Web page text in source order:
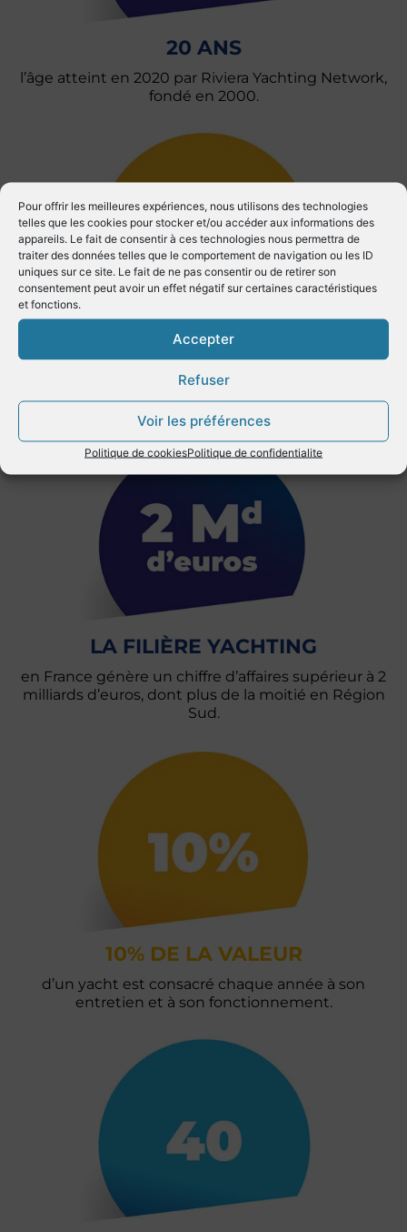
Pour offrir les meilleures expériences, nous utilisons des technologies
telles que les cookies pour stocker et/ou accéder aux informations des
appareils. Le fait de consentir à ces technologies nous permettra de
traiter des données telles que le comportement de navigation ou les ID
uniques sur ce site. Le fait de ne pas consentir ou de retirer son
consentement peut avoir un effet négatif sur certaines caractéristiques
et fonctions.
Accepter
Refuser
Voir les préférences
Politique de cookiesPolitique de confidentialite
20 ANS
l’âge atteint en 2020 par Riviera Yachting Network,
fondé en 2000.
DE LA FLOTTE
Région Sud en période estivale.
LA FILIÈRE YACHTING
en France génère un chiffre d’affaires supérieur à 2
milliards d’euros, dont plus de la moitié en Région
Sud.
10% DE LA VALEUR
d’un yacht est consacré chaque année à son
entretien et à son fonctionnement.